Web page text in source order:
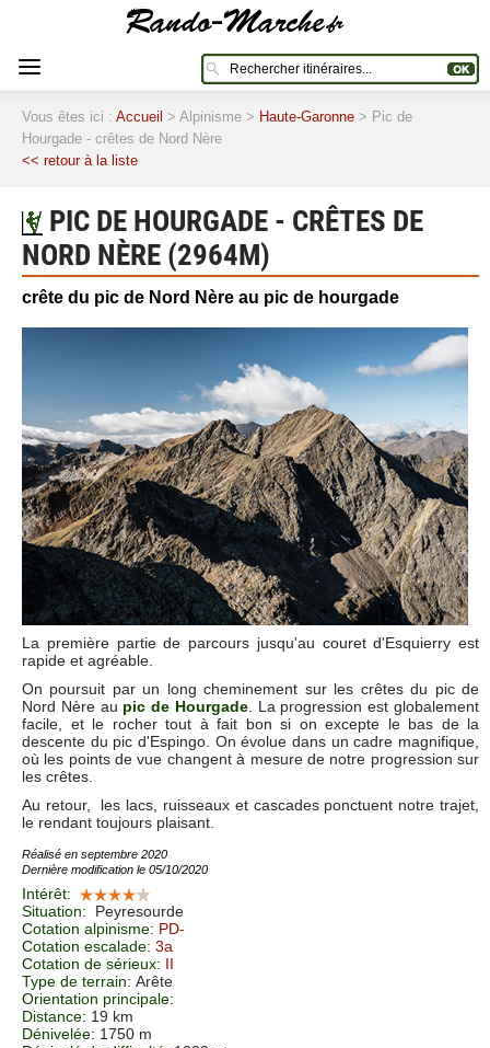
Vous êtes ici : Accueil > Alpinisme > Haute-Garonne > Pic de
Hourgade - crêtes de Nord Nère
<< retour à la liste
PIC DE HOURGADE - CRÊTES DE
NORD NÈRE (2964M)
crête du pic de Nord Nère au pic de hourgade
La première partie de parcours jusqu'au couret d'Esquierry est
rapide et agréable.
On poursuit par un long cheminement sur les crêtes du pic de
Nord Nère au pic de Hourgade. La progression est globalement
facile, et le rocher tout à fait bon si on excepte le bas de la
descente du pic d'Espingo. On évolue dans un cadre magnifique,
où les points de vue changent à mesure de notre progression sur
les crêtes.
Au retour, les lacs, ruisseaux et cascades ponctuent notre trajet,
le rendant toujours plaisant.
Réalisé en septembre 2020
Dernière modification le 05/10/2020
Intérêt:
Situation:
Peyresourde
Cotation alpinisme: PD-
Cotation escalade: 3a
Cotation de sérieux: II
Type de terrain: Arête
Orientation principale:
Distance: 19 km
Dénivelée: 1750 m